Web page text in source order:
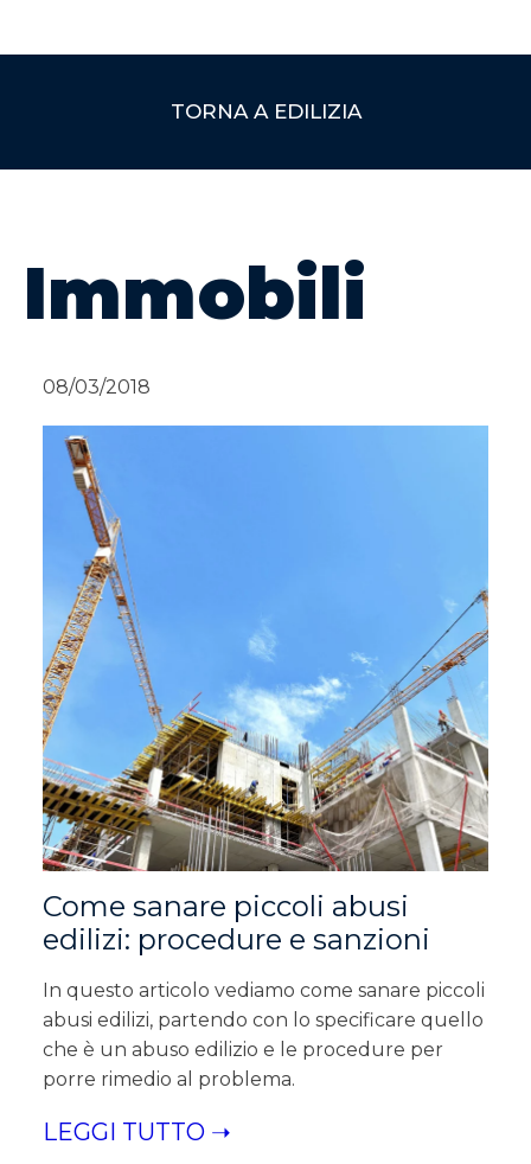
TORNA A EDILIZIA
Immobili
08/03/2018
Come sanare piccoli abusi
edilizi: procedure e sanzioni
In questo articolo vediamo come sanare piccoli
abusi edilizi, partendo con lo specificare quello
che è un abuso edilizio e le procedure per
porre rimedio al problema.
LEGGI TUTTO ➝